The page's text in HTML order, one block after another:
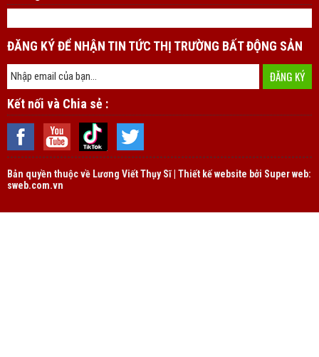
ĐĂNG KÝ ĐỂ NHẬN TIN TỨC THỊ TRƯỜNG BẤT ĐỘNG SẢN
Kết nối và Chia sẻ :
Bản quyền thuộc về Lương Viết Thụy Sĩ | Thiết kế website bởi Super web:
sweb.com.vn